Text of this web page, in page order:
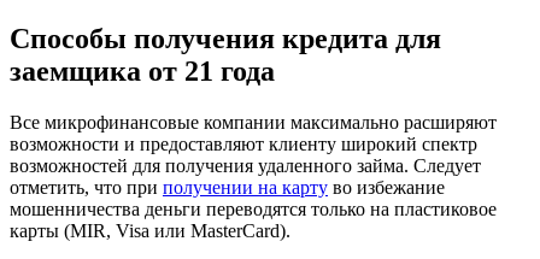
Способы получения кредита для
заемщика от 21 года
Все микрофинансовые компании максимально расширяют
возможности и предоставляют клиенту широкий спектр
возможностей для получения удаленного займа. Следует
отметить, что при получении на карту во избежание
мошенничества деньги переводятся только на пластиковое
карты (MIR, Visa или MasterCard).